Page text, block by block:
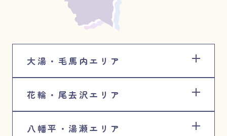
大湯・毛馬内エリア
花輪・尾去沢エリア
八幡平・湯瀬エリア